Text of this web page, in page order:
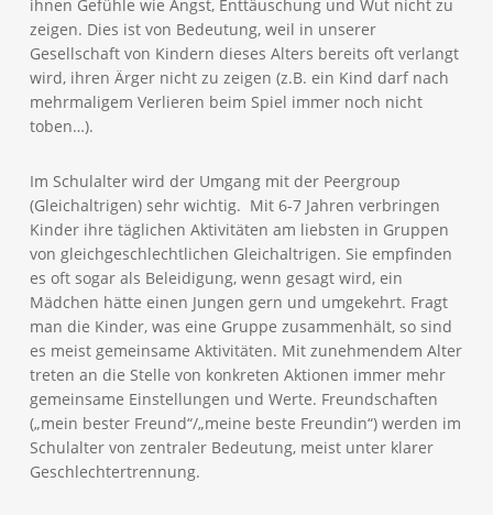
ihnen Gefühle wie Angst, Enttäuschung und Wut nicht zu
zeigen. Dies ist von Bedeutung, weil in unserer
Gesellschaft von Kindern dieses Alters bereits oft verlangt
wird, ihren Ärger nicht zu zeigen (z.B. ein Kind darf nach
mehrmaligem Verlieren beim Spiel immer noch nicht
toben…).
Im Schulalter wird der Umgang mit der Peergroup
(Gleichaltrigen) sehr wichtig. Mit 6-7 Jahren verbringen
Kinder ihre täglichen Aktivitäten am liebsten in Gruppen
von gleichgeschlechtlichen Gleichaltrigen. Sie empfinden
es oft sogar als Beleidigung, wenn gesagt wird, ein
Mädchen hätte einen Jungen gern und umgekehrt. Fragt
man die Kinder, was eine Gruppe zusammenhält, so sind
es meist gemeinsame Aktivitäten. Mit zunehmendem Alter
treten an die Stelle von konkreten Aktionen immer mehr
gemeinsame Einstellungen und Werte. Freundschaften
(„mein bester Freund“/„meine beste Freundin“) werden im
Schulalter von zentraler Bedeutung, meist unter klarer
Geschlechtertrennung.